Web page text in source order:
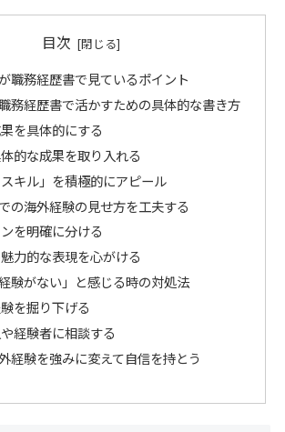
目次
職務経歴書で見ているポイント
務経歴書で活かすための具体的な書き方
を具体的にする
的な成果を取り入れる
スキル」を積極的にアピール
の海外経験の見せ方を工夫する
を明確に分ける
力的な表現を心がける
験がない」と感じる時の対処法
を掘り下げる
経験者に相談する
経験を強みに変えて自信を持とう